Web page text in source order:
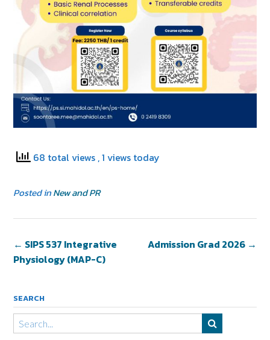
68 total views , 1 views today
Posted inNew and PR
Admission Grad 2026 →
← SIPS 537 Integrative
Physiology (MAP-C)
SEARCH